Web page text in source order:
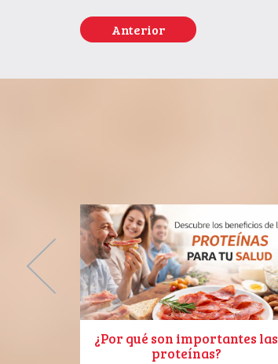
Anterior
¿Por qué son importantes las
proteínas?